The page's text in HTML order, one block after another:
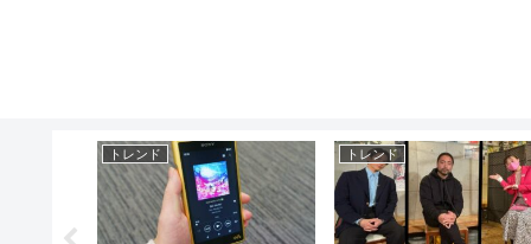
トレンド トレンド